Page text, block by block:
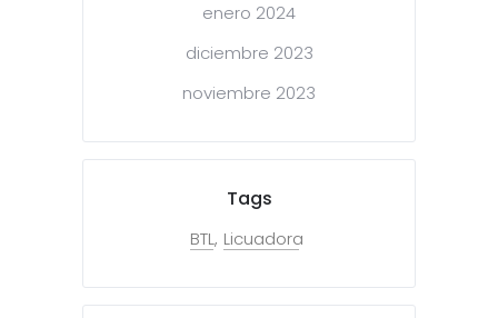
enero 2024
diciembre 2023
noviembre 2023
Tags
BTL Licuadora